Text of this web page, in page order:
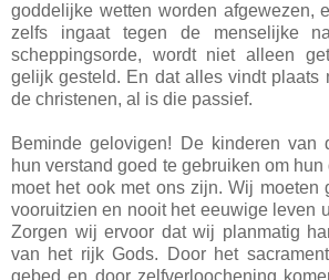
goddelijke wetten worden afgewezen,
zelfs ingaat tegen de menselijke
scheppingsorde, wordt niet alleen
gelijk gesteld. En dat alles vindt plaats
de christenen, al is die passief.
Beminde gelovigen! De kinderen van
hun verstand goed te gebruiken om
moet het ook met ons zijn. Wij moeten
vooruitzien en nooit het eeuwige leven
Zorgen wij ervoor dat wij planmatig
van het rijk Gods. Door het